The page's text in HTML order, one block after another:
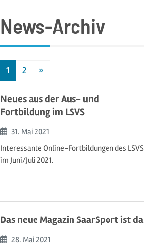
News-Archiv
1 2 »Nächste
Neues aus der Aus- und
Fortbildung im LSVS
Beginn:
31. Mai 2021
Interessante Online-Fortbildungen des LSVS
im Juni/Juli 2021.
Das neue Magazin SaarSport ist da
Beginn:
28. Mai 2021